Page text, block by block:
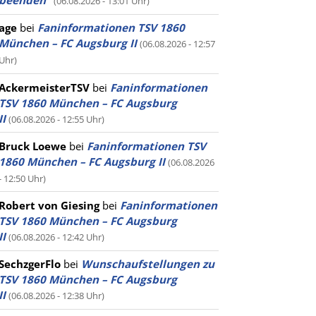
bei Faninformationen TSV 1860
– FC Augsburg II (06.08.2026 - 12:57
bei Faninformationen
1860 München – FC Augsburg
(06.08.2026 - 12:55 Uhr)
Loewe bei Faninformationen TSV
München – FC Augsburg II (06.08.2026
12:50 Uhr)
von Giesingbei Faninformationen
1860 München – FC Augsburg
(06.08.2026 - 12:42 Uhr)
bei Wunschaufstellungen zu
1860 München – FC Augsburg
(06.08.2026 - 12:38 Uhr)